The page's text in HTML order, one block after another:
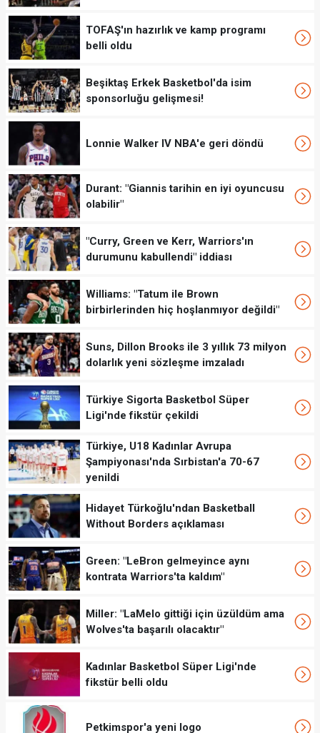
TOFAŞ'ın hazırlık ve kamp programı
belli oldu
Beşiktaş Erkek Basketbol'da isim
sponsorluğu gelişmesi!
Lonnie Walker IV NBA'e geri döndü
Durant: "Giannis tarihin en iyi oyuncusu
olabilir"
"Curry, Green ve Kerr, Warriors'ın
durumunu kabullendi" iddiası
Williams: "Tatum ile Brown
birbirlerinden hiç hoşlanmıyor değildi"
Suns, Dillon Brooks ile 3 yıllık 73 milyon
dolarlık yeni sözleşme imzaladı
Türkiye Sigorta Basketbol Süper
Ligi'nde fikstür çekildi
Türkiye, U18 Kadınlar Avrupa
Şampiyonası'nda Sırbistan'a 70-67
yenildi
Hidayet Türkoğlu'ndan Basketball
Without Borders açıklaması
Green: "LeBron gelmeyince aynı
kontrata Warriors'ta kaldım"
Miller: "LaMelo gittiği için üzüldüm ama
Wolves'ta başarılı olacaktır"
Kadınlar Basketbol Süper Ligi'nde
fikstür belli oldu
Petkimspor'a yeni logo